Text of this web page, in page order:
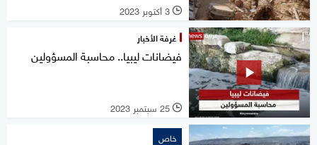
l 3 أكتوبر 2023
غرفة الأخبار
فيضانات ليبيا.. محاسبة المسؤولين
l 25 سبتمبر 2023
خاص